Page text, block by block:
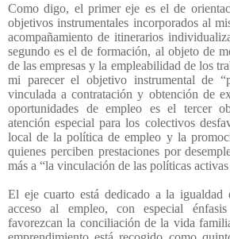
Como digo, el primer eje es el de
objetivos instrumentales incorporados al
acompañamiento de itinerarios
segundo es el de formación, al objeto de
de las empresas y la empleabilidad de los
mi parecer el objetivo instrumental de
vinculada a contratación y obtención de
oportunidades de empleo es el tercer
atención especial para los colectivos
local de la política de empleo y la
quienes perciben prestaciones por
más a “la vinculación de las políticas
El eje cuarto está dedicado a la igualdad
acceso al empleo, con especial
favorezcan la conciliación de la vida